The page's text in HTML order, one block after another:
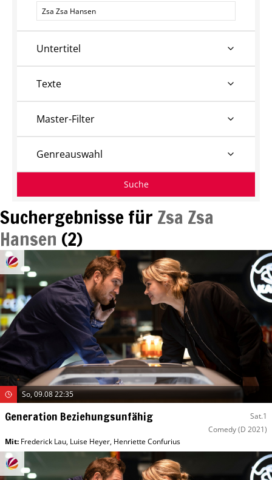
Suchergebnisse für Zsa Zsa
Hansen (2)
So, 09.08 22:35
Generation Beziehungsunfähig
Sat.1
Comedy(D 2021)
Mit: Frederick Lau, Luise Heyer, Henriette Confurius
Personen
Untertitel
Texte
Master-Filter
Genreauswahl
Suche